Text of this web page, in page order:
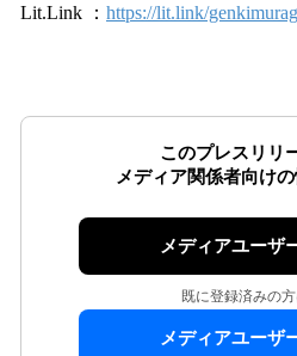
Lit.Link ： https://lit.link/
このプレスリリ
メディア関係者向け
メディアユーザ
既に登録済みの
メディアユーザ